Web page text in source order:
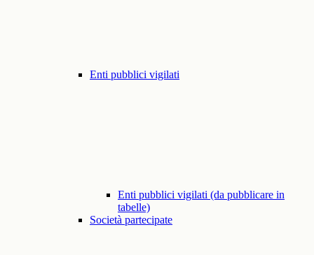
Enti pubblici vigilati
Enti pubblici vigilati (da pubblicare in
tabelle)
Società partecipate